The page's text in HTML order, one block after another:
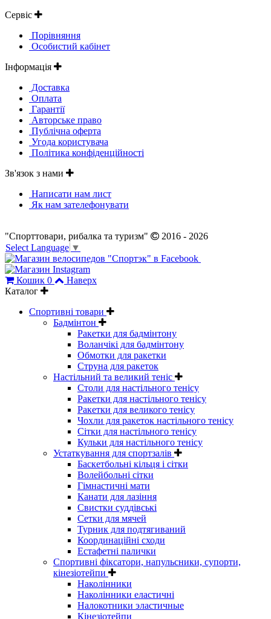
Сервіс
Порівняння
Особистий кабінет
Інформація
Доставка
Оплата
Гарантії
Авторське право
Публічна оферта
Угода користувача
Політика конфіденційності
Зв'язок з нами
Написати нам лист
Як нам зателефонувати
"Спорттовари, рибалка та туризм"
2016 - 2026
Select Language ▼
Кошик 0
Наверх
Каталог
Спортивні товари
Бадмінтон
Ракетки для бадмінтону
Воланчікі для бадмінтону
Обмотки для ракетки
Струна для ракеток
Настільний та великий теніс
Столи для настільного тенісу
Ракетки для настільного тенісу
Ракетки для великого тенісу
Чохли для ракеток настільного тенісу
Сітки для настільного тенісу
Кульки для настільного тенісу
Устаткування для спортзалів
Баскетбольні кільця і сітки
Волейбольні сітки
Гімнастичні мати
Канати для лазіння
Свистки суддівські
Сетки для мячей
Турник для подтягиваний
Координаційні сходи
Естафетні палички
Спортивні фіксатори, напульсники, супорти,
кінезіотейпи
Наколінники
Наколінники еластичні
Налокотники эластичные
Кінезіотейпи